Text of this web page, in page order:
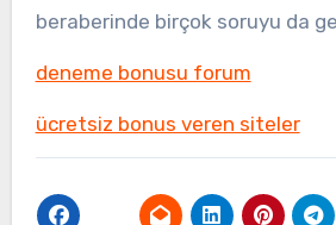
beraberinde birçok soruyu da
deneme bonusu forum
ücretsiz bonus veren siteler